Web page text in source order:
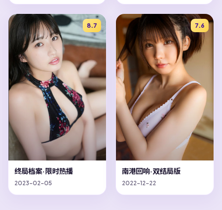
8.7
终局档案·限时热播
2023-02-05
7.6
南港回响·双结局版
2022-12-22